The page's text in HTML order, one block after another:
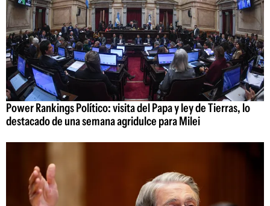
Power Rankings Político: visita del Papa y ley de Tierras, lo
destacado de una semana agridulce para Milei